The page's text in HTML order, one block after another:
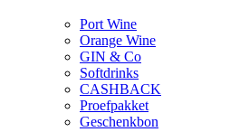
Port Wine
Orange Wine
GIN & Co
Softdrinks
CASHBACK
Proefpakket
Geschenkbon